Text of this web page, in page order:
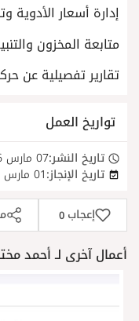
إدارة أسعار الأدوية
متابعة المخزون
تقارير تفصيلية عن
تواريخ العمل
تاريخ النشر:07 مارس 2026
تاريخ الإنجاز:01 مارس 2026
إعجاب 0
أعمال آخرى لـ أحمد